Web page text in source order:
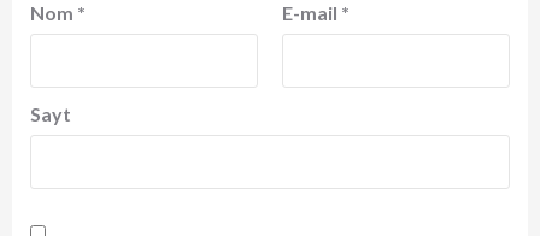
Nom * E-mail *
Sayt